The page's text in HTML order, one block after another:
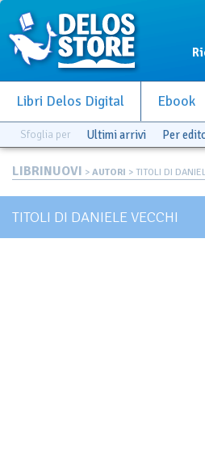
Libri Delos Digital Ebook
Sfoglia per Ultimi arrivi Per
LIBRINUOVI > AUTORI > TITOLI DI
TITOLI DI DANIELE VECCHI